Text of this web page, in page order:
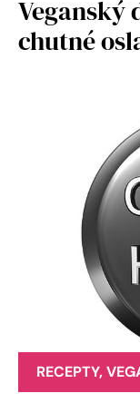
Veganský
chutné
RECEPTY,